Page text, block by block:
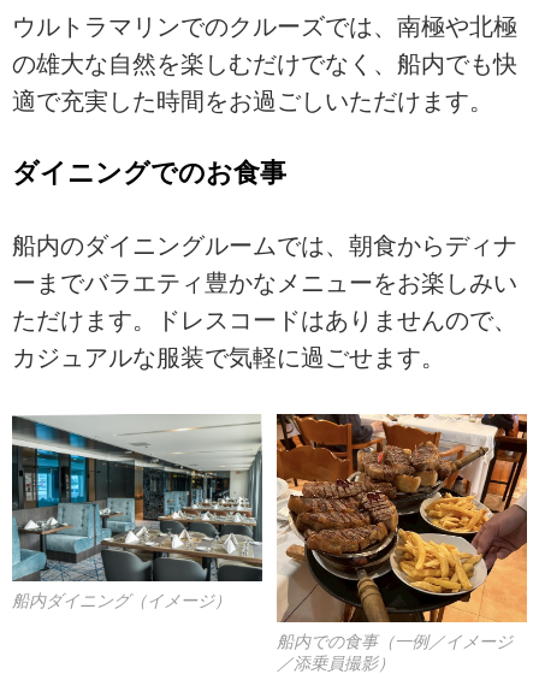
ウルトラマリンでのクルーズでは、南極や北極
の雄大な自然を楽しむだけでなく、船内でも快
適で充実した時間をお過ごしいただけます。
ダイニングでのお食事
船内のダイニングルームでは、朝食からディナ
ーまでバラエティ豊かなメニューをお楽しみい
ただけます。ドレスコードはありませんので、
カジュアルな服装で気軽に過ごせます。
船内ダイニング（イメージ）
船内での食事（一例／イメージ
／添乗員撮影）